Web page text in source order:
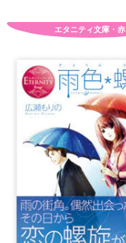
エタニティ文庫・赤